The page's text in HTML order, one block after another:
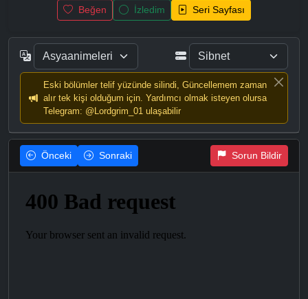
Beğen İzledim Seri Sayfası
Eski bölümler telif yüzünde silindi, Güncellemem zaman
alır tek kişi olduğum için. Yardımcı olmak isteyen olursa
Telegram: @Lordgrim_01 ulaşabilir
Önceki Sonraki Sorun Bildir